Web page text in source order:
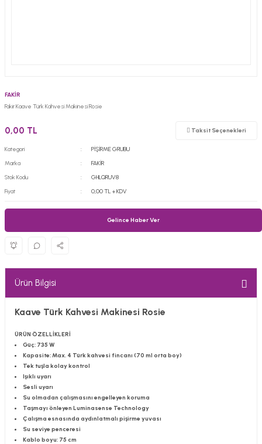
FAKİR
Fakir Kaave Türk Kahvesi Makinesi Rosie
0,00 TL Taksit Seçenekleri
Kategori
PİŞİRME GRUBU
Marka
FAKİR
Stok Kodu
GHLQRUV8
Fiyat
0,00 TL + KDV
Gelince Haber Ver
Ürün Bilgisi
Kaave Türk Kahvesi Makinesi Rosie
ÜRÜN ÖZELLİKLERİ
Güç: 735 W
Kapasite: Max. 4 Türk kahvesi fincanı (70 ml orta boy)
Tek tuşla kolay kontrol
Işıklı uyarı
Sesli uyarı
Su olmadan çalışmasını engelleyen koruma
Taşmayı önleyen Luminasense Technology
Çalışma esnasında aydınlatmalı pişirme yuvası
Su seviye penceresi
Kablo boyu: 75 cm